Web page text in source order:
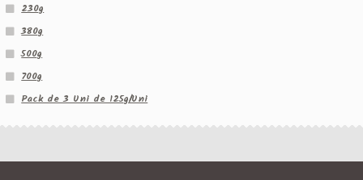
230g
380g
500g
700g
Pack de 3 Uni de 125g/Uni